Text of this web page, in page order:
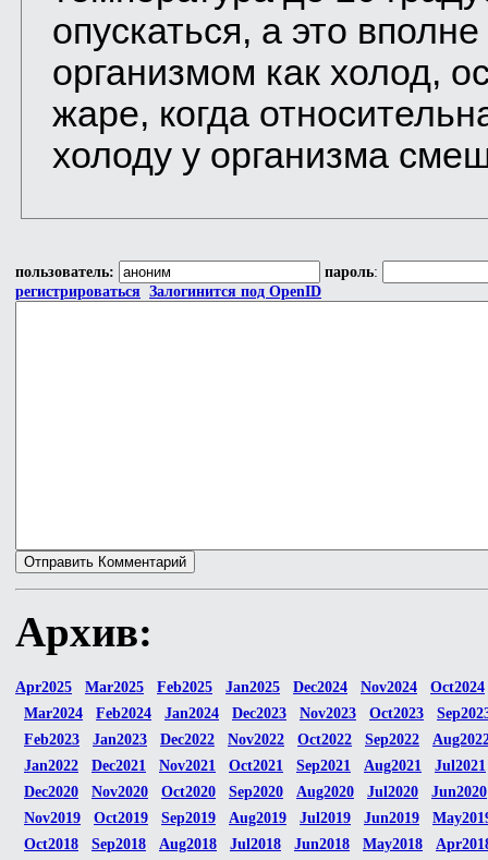
опускаться, а это
организмом как холод,
жаре, когда
холоду у организма
пользователь: пароль:
регистрироваться Залогинится под OpenID
Архив:
Apr2025 Mar2025 Feb2025 Jan2025 Dec2024 Nov2024
Oct2024
Mar2024
Feb2024 Jan2024 Dec2023 Nov2023 Oct2023
Feb2023
Jan2023 Dec2022 Nov2022 Oct2022 Sep2022
Jan2022
Dec2021 Nov2021 Oct2021 Sep2021 Aug2021
Jul2021
Dec2020
Nov2020 Oct2020 Sep2020 Aug2020 Jul2020
Jun2020
Nov2019
Oct2019 Sep2019 Aug2019 Jul2019 Jun2019
Oct2018
Sep2018 Aug2018 Jul2018 Jun2018 May2018